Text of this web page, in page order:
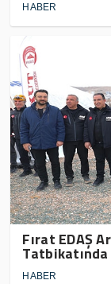
HABER
Fırat EDAŞ
Tatbikatında
HABER